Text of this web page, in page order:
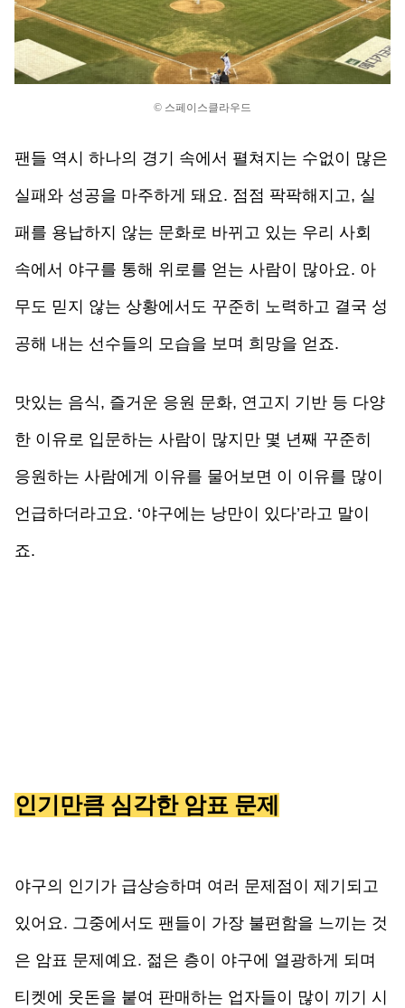
© 스페이스클라우드
팬들 역시 하나의 경기 속에서 펼쳐지는 수없이 많은
실패와 성공을 마주하게 돼요. 점점 팍팍해지고, 실
패를 용납하지 않는 문화로 바뀌고 있는 우리 사회
속에서 야구를 통해 위로를 얻는 사람이 많아요. 아
무도 믿지 않는 상황에서도 꾸준히 노력하고 결국 성
공해 내는 선수들의 모습을 보며 희망을 얻죠.
맛있는 음식, 즐거운 응원 문화, 연고지 기반 등 다양
한 이유로 입문하는 사람이 많지만 몇 년째 꾸준히
응원하는 사람에게 이유를 물어보면 이 이유를 많이
언급하더라고요. ‘야구에는 낭만이 있다’라고 말이
죠.
인기만큼 심각한 암표 문제
야구의 인기가 급상승하며 여러 문제점이 제기되고
있어요. 그중에서도 팬들이 가장 불편함을 느끼는 것
은 암표 문제예요. 젊은 층이 야구에 열광하게 되며
티켓에 웃돈을 붙여 판매하는 업자들이 많이 끼기 시